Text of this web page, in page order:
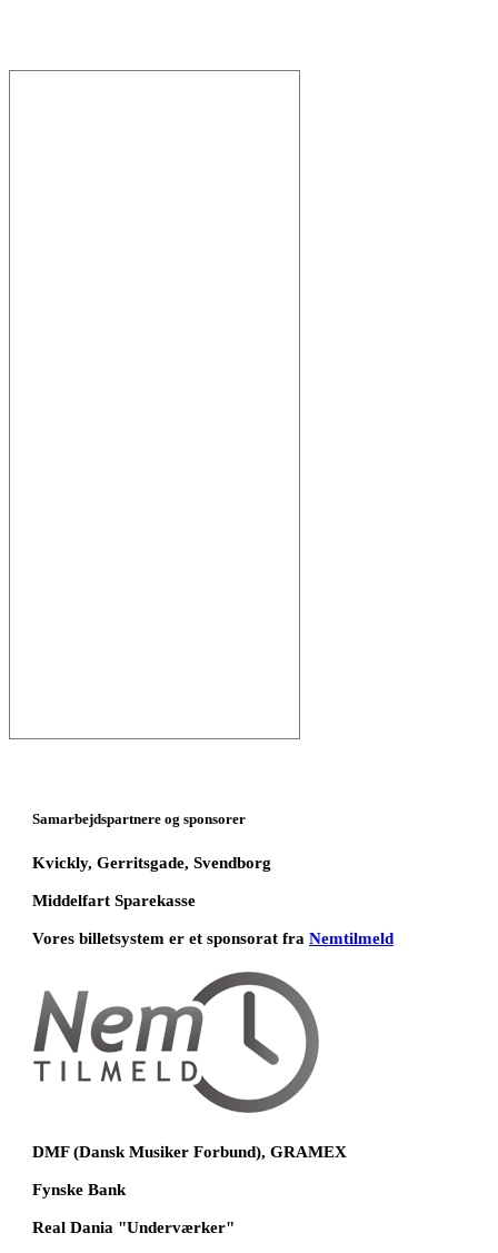
Samarbejdspartnere og sponsorer
Kvickly, Gerritsgade, Svendborg
Middelfart Sparekasse
Vores billetsystem er et sponsorat fra Nemtilmeld
DMF (Dansk Musiker Forbund), GRAMEX
Fynske Bank
Real Dania "Underværker"